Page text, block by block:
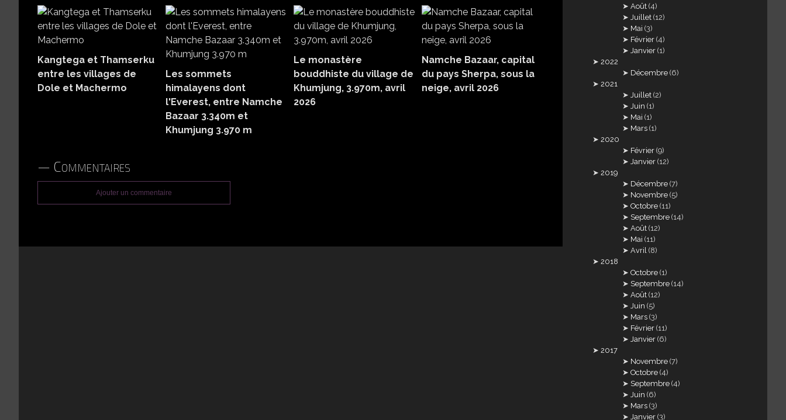
Kangtega et Thamserku
entre les villages de
Dole et Machermo
Les sommets
himalayens dont
l'Everest, entre Namche
Bazaar 3.340m et
Khumjung 3.970 m
Le monastère
bouddhiste du village de
Khumjung, 3.970m, avril
2026
Namche Bazaar, capital
du pays Sherpa, sous la
neige, avril 2026
Commentaires
Ajouter un commentaire
Août (4)
Juillet (12)
Mai (3)
Février (4)
Janvier (1)
2022
Décembre (6)
2021
Juillet (2)
Juin (1)
Mai (1)
Mars (1)
2020
Février (9)
Janvier (12)
2019
Décembre (7)
Novembre (5)
Octobre (11)
Septembre (14)
Août (12)
Mai (11)
Avril (8)
2018
Octobre (1)
Septembre (14)
Août (12)
Juin (5)
Mars (3)
Février (11)
Janvier (6)
2017
Novembre (7)
Octobre (4)
Septembre (4)
Juin (6)
Mars (3)
Janvier (3)